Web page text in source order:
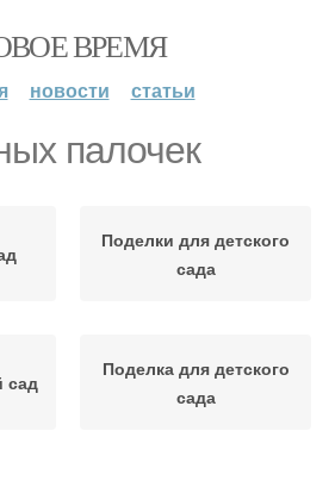
ВРЕМЯ
новости статьи
палочек
Поделки для детского
сада
сад
Поделка для детского
сада